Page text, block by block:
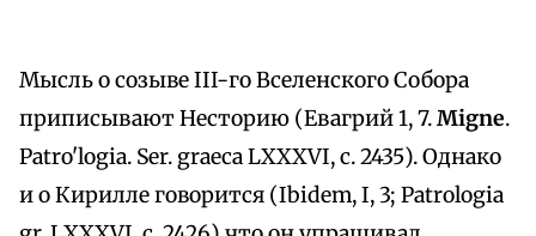
Мысль о созыве III-го Вселенского Собора
приписывают Несторию (Евагрий 1, 7.Migne.
Patro'logia. Ser. graeca LXXXVI, c. 2435). Однако
и о Кирилле говорится (Ibidem, I, 3; Patrologia